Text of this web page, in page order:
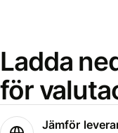
Ladda
för
Jämför